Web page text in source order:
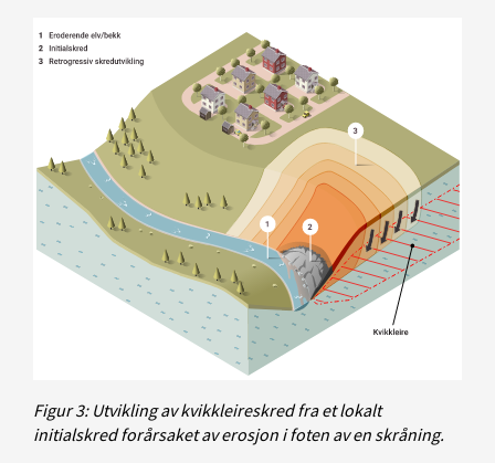
Figur 3: Utvikling av kvikkleireskred fra et lokalt
initialskred forårsaket av erosjon i foten av en skråning.